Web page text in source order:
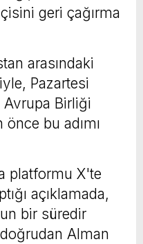
geri çağırma
arasındaki
Pazartesi
Birliği
bu adımı
platformu X'te
açıklamada,
bir süredir
Alman